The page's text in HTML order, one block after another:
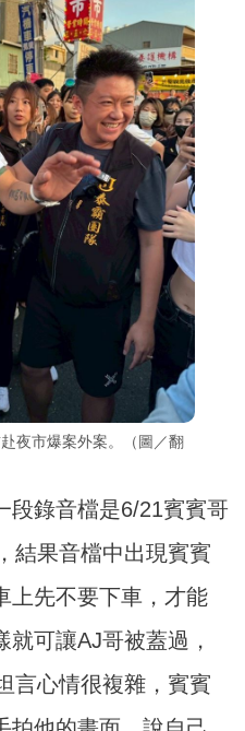
夜市爆案外案。（圖／翻
段錄音檔是6/21賓賓哥
結果音檔中出現賓賓
上先不要下車，才能
可讓AJ哥被蓋過，
言心情很複雜，賓賓